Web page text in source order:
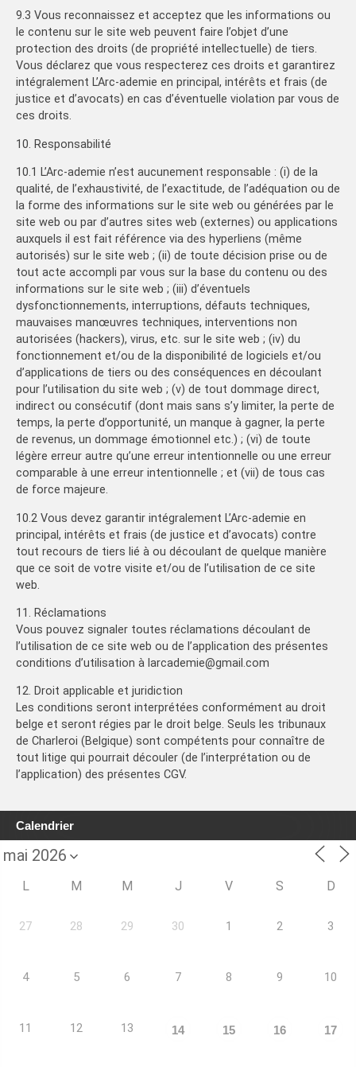
9.3 Vous reconnaissez et acceptez que les informations ou
le contenu sur le site web peuvent faire l’objet d’une
protection des droits (de propriété intellectuelle) de tiers.
Vous déclarez que vous respecterez ces droits et garantirez
intégralement L’Arc-ademie en principal, intérêts et frais (de
justice et d’avocats) en cas d’éventuelle violation par vous de
ces droits.
10. Responsabilité
10.1 L’Arc-ademie n’est aucunement responsable : (i) de la
qualité, de l’exhaustivité, de l’exactitude, de l’adéquation ou de
la forme des informations sur le site web ou générées par le
site web ou par d’autres sites web (externes) ou applications
auxquels il est fait référence via des hyperliens (même
autorisés) sur le site web ; (ii) de toute décision prise ou de
tout acte accompli par vous sur la base du contenu ou des
informations sur le site web ; (iii) d’éventuels
dysfonctionnements, interruptions, défauts techniques,
mauvaises manœuvres techniques, interventions non
autorisées (hackers), virus, etc. sur le site web ; (iv) du
fonctionnement et/ou de la disponibilité de logiciels et/ou
d’applications de tiers ou des conséquences en découlant
pour l’utilisation du site web ; (v) de tout dommage direct,
indirect ou consécutif (dont mais sans s’y limiter, la perte de
temps, la perte d’opportunité, un manque à gagner, la perte
de revenus, un dommage émotionnel etc.) ; (vi) de toute
légère erreur autre qu’une erreur intentionnelle ou une erreur
comparable à une erreur intentionnelle ; et (vii) de tous cas
de force majeure.
10.2 Vous devez garantir intégralement L’Arc-ademie en
principal, intérêts et frais (de justice et d’avocats) contre
tout recours de tiers lié à ou découlant de quelque manière
que ce soit de votre visite et/ou de l’utilisation de ce site
web.
11. Réclamations
Vous pouvez signaler toutes réclamations découlant de
l’utilisation de ce site web ou de l’application des présentes
conditions d’utilisation à larcademie@gmail.com
12. Droit applicable et juridiction
Les conditions seront interprétées conformément au droit
belge et seront régies par le droit belge. Seuls les tribunaux
de Charleroi (Belgique) sont compétents pour connaître de
tout litige qui pourrait découler (de l’interprétation ou de
l’application) des présentes CGV.
Calendrier
L M M J V S D
27 28 29 30 1 2 3
4 5 6 7 8 9 10
11 12 13 14 15 16 17